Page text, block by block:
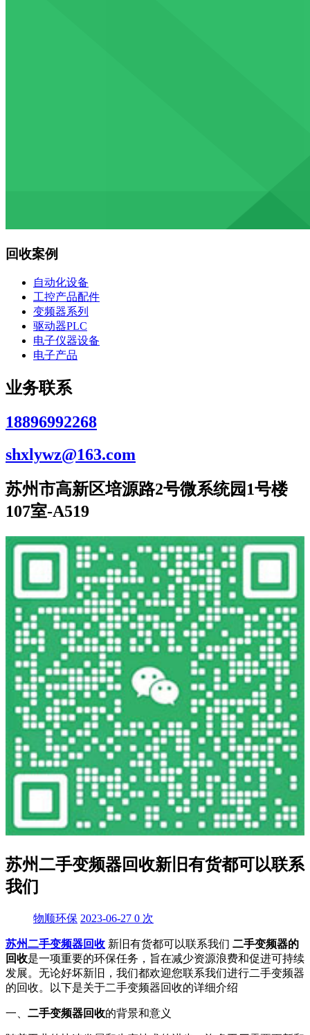
回收案例
自动化设备
工控产品配件
变频器系列
驱动器PLC
电子仪器设备
电子产品
业务联系
18896992268
shxlywz@163.com
苏州市高新区培源路2号微系统园1号楼
107室-A519
苏州二手变频器回收新旧有货都可以联系
我们
物顺环保 2023-06-27 0 次
苏州二手变频器回收 新旧有货都可以联系我们 二手变频器的
回收是一项重要的环保任务，旨在减少资源浪费和促进可持续
发展。无论好坏新旧，我们都欢迎您联系我们进行二手变频器
的回收。以下是关于二手变频器回收的详细介绍
一、 二手变频器回收的背景和意义